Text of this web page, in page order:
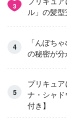
3
ル」の髪型
「んぽち
の秘密が
プリキュ
ナ・シャ
付き】